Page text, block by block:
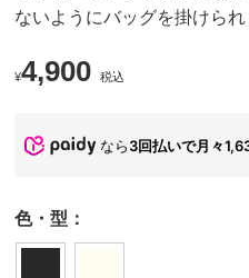
ないようにバッグを掛けられ
¥4,900 税込
なら3回払いで月々
色・型：